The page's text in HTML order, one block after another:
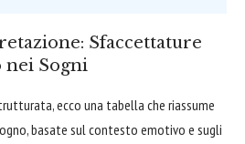
Sfaccettature
nei Sogni
ecco una tabella che riassume
basate sul contesto emotivo e sugli